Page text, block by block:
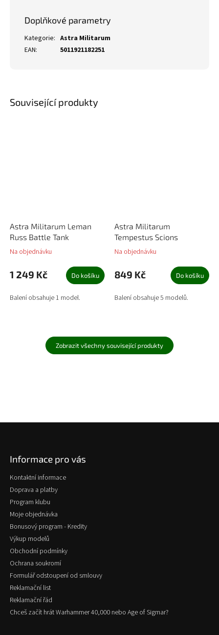
Související produkty
Astra Militarum Leman
Russ Battle Tank
Na objednávku
1 249 Kč Do košíku
Balení obsahuje 1 model.
Astra Militarum
Tempestus Scions
Na objednávku
849 Kč Do košíku
Balení obsahuje 5 modelů.
Zobrazit všechny související produkty
Doplňkové parametry
Kategorie: Astra Militarum
EAN: 5011921182251
Informace pro vás
Kontaktní informace
Doprava a platby
Program klubu
Moje objednávka
Bonusový program - Kredity
Výkup modelů
Obchodní podmínky
Ochrana soukromí
Formulář odstoupení od smlouvy
Reklamační list
Reklamační řád
Chceš začít hrát Warhammer 40,000 nebo Age of Sigmar?